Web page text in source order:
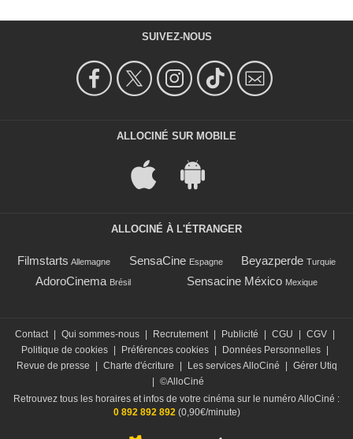
SUIVEZ-NOUS
ALLOCINÉ SUR MOBILE
ALLOCINÉ À L'ÉTRANGER
Filmstarts Allemagne SensaCine Espagne Beyazperde Turquie
AdoroCinema Brésil Sensacine México Mexique
Contact Qui sommes-nous Recrutement Publicité CGU CGV
Politique de cookies
Préférences cookies Données Personnelles
Revue de presse
Charte d'écriture Les services AlloCiné
Gérer Utiq
©AlloCiné
Retrouvez tous les horaires et infos de votre cinéma sur le numéro AlloCiné :
0 892 892 892(0,90€/minute)